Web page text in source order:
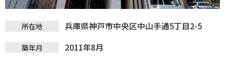
所在地 兵庫県神戸市中央区中山手通5丁目2-5
築年月 2011年8月